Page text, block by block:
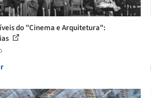
do "Cinema e Arquitetura":